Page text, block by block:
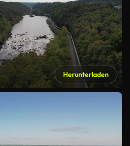
Herunterladen